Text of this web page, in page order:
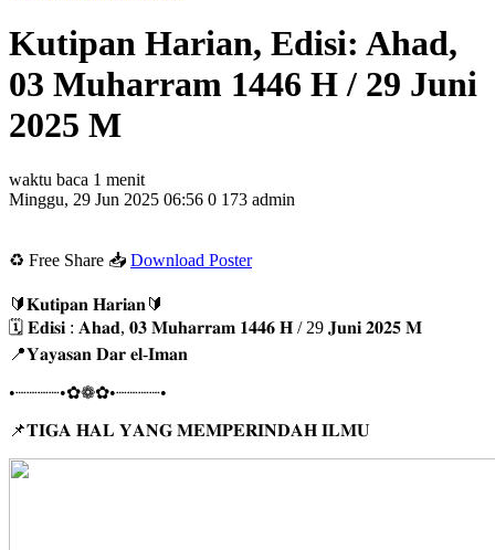
Kutipan Harian, Edisi: Ahad,
03 Muharram 1446 H / 29 Juni
2025 M
waktu baca 1 menit
Minggu, 29 Jun 2025 06:56 0 173 admin
♻️ Free Share 📥 Download Poster
🔰𝐊𝐮𝐭𝐢𝐩𝐚𝐧 𝐇𝐚𝐫𝐢𝐚𝐧🔰
🗓 𝐄𝐝𝐢𝐬𝐢 : 𝐀𝐡𝐚𝐝, 𝟎𝟑 𝐌𝐮𝐡𝐚𝐫𝐫𝐚𝐦 𝟏𝟒𝟒𝟔 𝐇 / 29 𝐉𝐮𝐧𝐢 𝟐𝟎𝟐𝟓 𝐌
📍𝐘𝐚𝐲𝐚𝐬𝐚𝐧 𝐃𝐚𝐫 𝐞𝐥-𝐈𝐦𝐚𝐧
•┈┈┈┈•✿❁✿•┈┈┈┈•
📌𝐓𝐈𝐆𝐀 𝐇𝐀𝐋 𝐘𝐀𝐍𝐆 𝐌𝐄𝐌𝐏𝐄𝐑𝐈𝐍𝐃𝐀𝐇 𝐈𝐋𝐌𝐔